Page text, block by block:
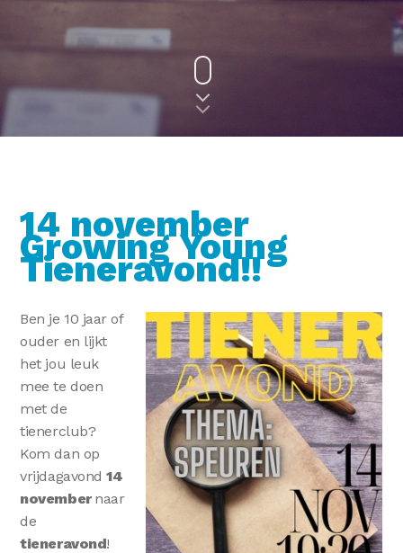
14 november
Growing Young
Tieneravond!!
Ben je 10 jaar of
ouder en lijkt
het jou leuk
mee te doen
met de
tienerclub?
Kom dan op
vrijdagavond14
novembernaar
de
tieneravond!